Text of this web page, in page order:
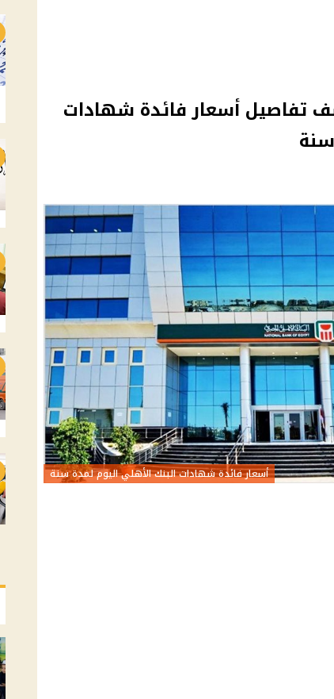
تفاصيل أسعار فائدة شهادات
أسعار فائدة شهادات البنك الأهلي اليوم لمدة سنة